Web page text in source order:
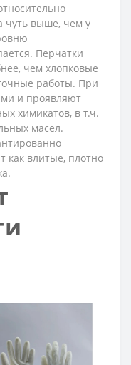
чуть выше, чем у
Перчатки
чем хлопковые
работы. При
и проявляют
химикатов, в т.ч.
масел.
как влитые, плотно